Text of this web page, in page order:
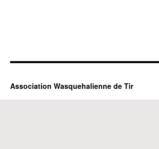
Association Wasquehalienne de Tir